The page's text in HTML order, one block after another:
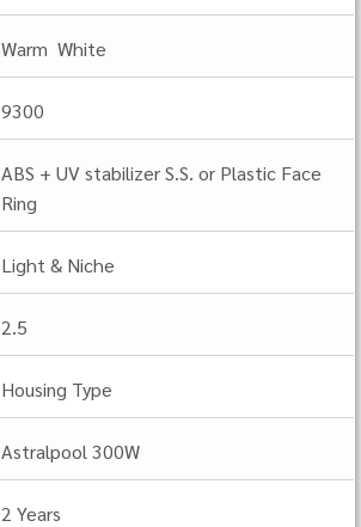
Warm White
9300
ABS + UV stabilizer S.S. or Plastic Face
Ring
Light & Niche
2.5
Housing Type
Astralpool 300W
2 Years